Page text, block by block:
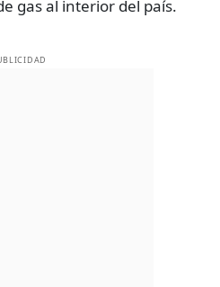
gas al interior del país.